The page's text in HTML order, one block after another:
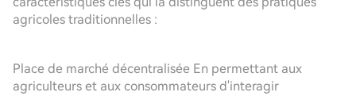
agricoles traditionnelles :
Place de marché décentralisée En permettant aux
agriculteurs et aux consommateurs d'interagir